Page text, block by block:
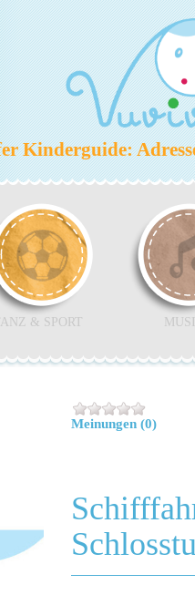
Kinderguide:
TANZ & SPORT
Meinungen (0)